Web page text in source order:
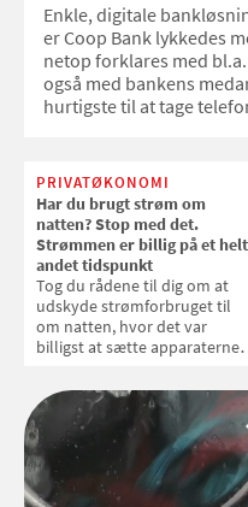
Enkle, digitale
er Coop Bank lykkedes
netop forklares med
også med bankens
hurtigste til at tage
PRIVATØKONOMI
Har du brugt strøm om
natten? Stop med det.
Strømmen er billig på et helt
andet tidspunkt
Tog du rådene til dig om at
udskyde strømforbruget til
om natten, hvor det var
billigst at sætte apparaterne i
strømpriserne, for i
sommermånederne er det
ikke billigst at bruge strøm
natten